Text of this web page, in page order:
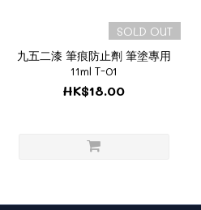
SOLD OUT
九五二漆 筆痕防止劑 筆塗專用
11ml T-01
HK$18.00